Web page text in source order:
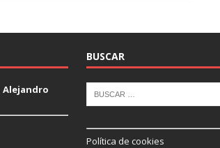
Alejandro
BUSCAR
Política de cookies